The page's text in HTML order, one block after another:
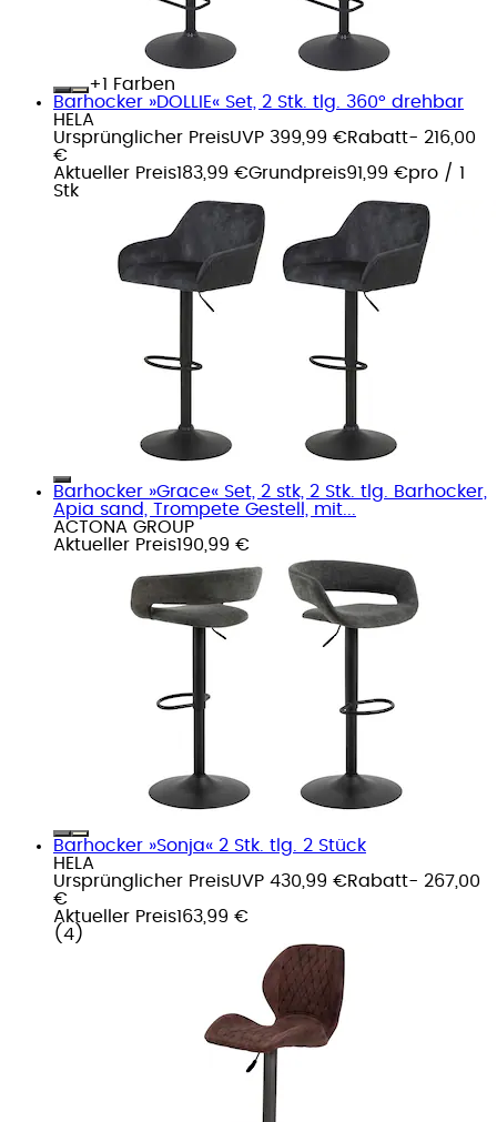
+
Farben
Barhocker »DOLLIE« Set, 2 Stk. tlg. 360° drehbar
HELA
Ursprünglicher PreisUVP 399,99 €Rabatt- 216,00
€
Aktueller Preis183,99 €Grundpreis91,99 €pro / 1
Stk
Barhocker »Grace« Set, 2 stk, 2 Stk. tlg. Barhocker,
Apia sand, Trompete Gestell, mit...
ACTONA GROUP
Aktueller Preis190,99 €
Barhocker »Sonja« 2 Stk. tlg. 2 Stück
HELA
Ursprünglicher PreisUVP 430,99 €Rabatt- 267,00
€
Aktueller Preis163,99 €
( 4 )